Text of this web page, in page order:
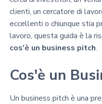
clienti, un cercatore di
eccellenti o chiunque stia
lavoro, questa guida è la
cos'è un business pitch.
Cos'è un
Un business pitch è una